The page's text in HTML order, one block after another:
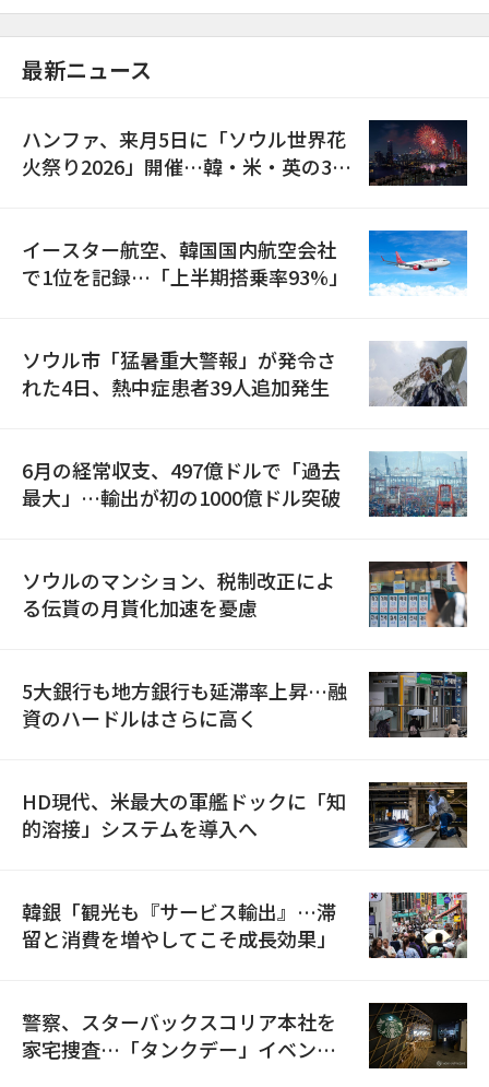
最新ニュース
ハンファ、来月5日に「ソウル世界花
火祭り2026」開催…韓・米・英の3カ
イースター航空、韓国国内航空会社
で1位を記録…「上半期搭乗率93%」
ソウル市「猛暑重大警報」が発令さ
れた4日、熱中症患者39人追加発生
6月の経常収支、497億ドルで「過去
最大」…輸出が初の1000億ドル突破
ソウルのマンション、税制改正によ
る伝貰の月貰化加速を憂慮
5大銀行も地方銀行も延滞率上昇…融
資のハードルはさらに高く
HD現代、米最大の軍艦ドックに「知
的溶接」システムを導入へ
韓銀「観光も『サービス輸出』…滞
留と消費を増やしてこそ成長効果」
警察、スターバックスコリア本社を
家宅捜査…「タンクデー」イベント